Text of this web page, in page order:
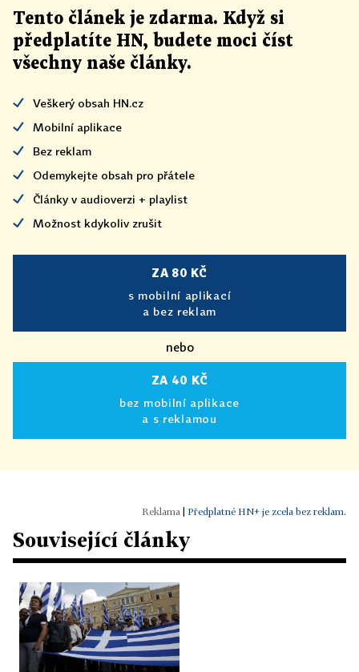
Tento článek je zdarma. Když si
předplatíte HN, budete moci číst
všechny naše články.
Veškerý obsah HN.cz
Mobilní aplikace
Bez reklam
Odemykejte obsah pro přátele
Články v audioverzi + playlist
Možnost kdykoliv zrušit
ZA 80 KČ
s mobilní aplikací
a bez reklam
nebo
ZA 40 KČ
bez mobilní aplikace
a s reklamou
Předplatné HN+ je zcela bez reklam.
Související články